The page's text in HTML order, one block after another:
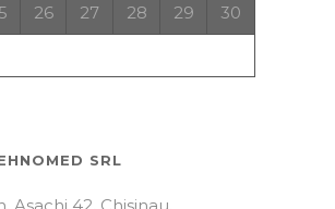
26 27 28 29 30
SRL
Asachi 42, Chisinau,